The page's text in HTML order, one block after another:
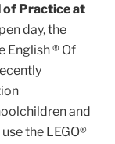
of Practice at
day, the
English ® Of
and
the LEGO®